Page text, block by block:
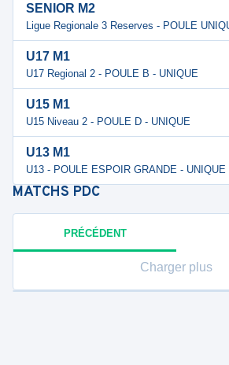
SENIOR M2
Ligue Regionale 3 Reserves - POULE
U17 M1
U17 Regional 2 - POULE B - UNIQUE
U15 M1
U15 Niveau 2 - POULE D - UNIQUE
U13 M1
U13 - POULE ESPOIR GRANDE - UNIQUE
MATCHS PDC
PRÉCÉDENT
Charger plus